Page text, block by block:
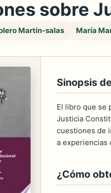
sobre
Martín-salas María
Sinopsis
El libro que se
Justicia
cuestiones de
a experiencias
¿Cómo